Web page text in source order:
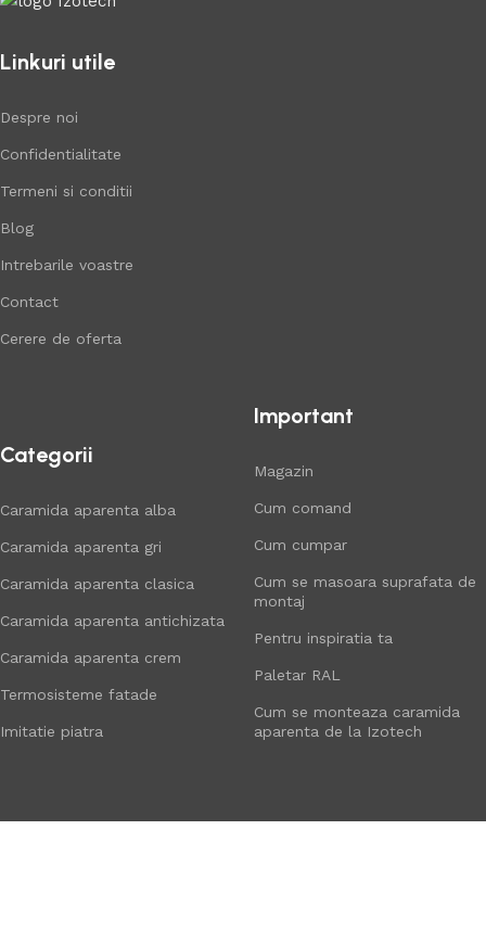
Linkuri utile
Despre noi
Confidentialitate
Termeni si conditii
Blog
Intrebarile voastre
Contact
Cerere de oferta
Categorii
Caramida aparenta alba
Caramida aparenta gri
Caramida aparenta clasica
Caramida aparenta antichizata
Caramida aparenta crem
Termosisteme fatade
Imitatie piatra
Important
Magazin
Cum comand
Cum cumpar
Cum se masoara suprafata de
montaj
Pentru inspiratia ta
Paletar RAL
Cum se monteaza caramida
aparenta de la Izotech